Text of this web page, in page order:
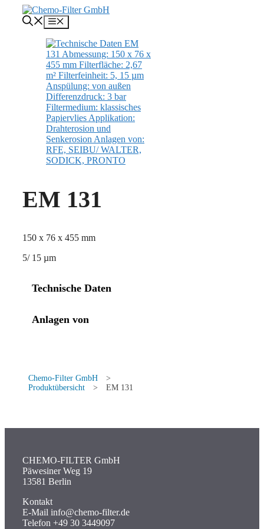
Inhalt
Menü
EM 131
150 x 76 x 455 mm
5/ 15 µm
Technische Daten
Anlagen von
Chemo-Filter GmbH
>
Produktübersicht
> EM 131
CHEMO-FILTER GmbH
Päwesiner Weg 19
13581 Berlin
Kontakt
E-Mail info@chemo-filter.de
Telefon +49 30 3449097